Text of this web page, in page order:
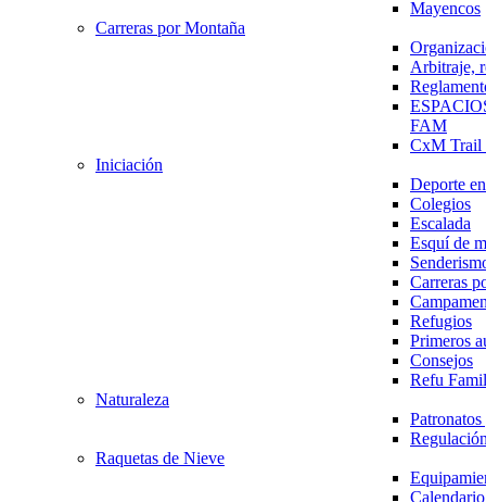
Mayencos
Carreras por Montaña
Arbitraje,
FAM
CxM
Iniciación
Deporte
Colegios
Escalada
Esquí de
Carreras
Refugios
Primeros
Consejos
Refu
Naturaleza
Raquetas de Nieve
Calendario